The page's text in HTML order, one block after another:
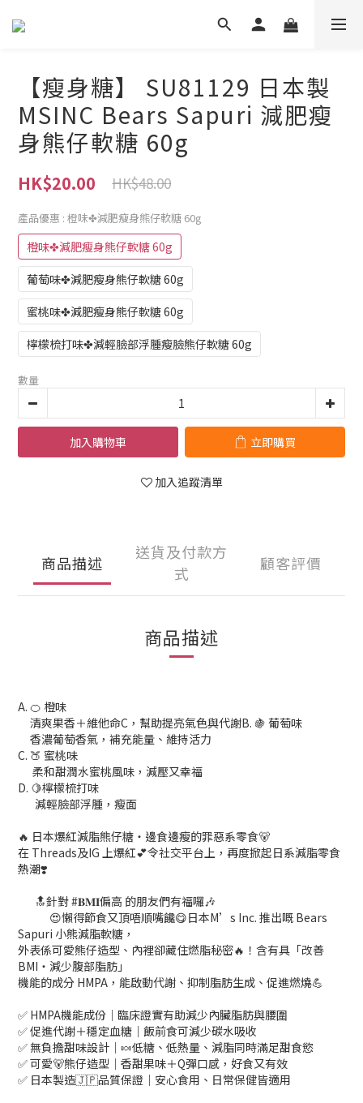
【瘦身糖】 SU81129 日本製
MSINC Bears Sapuri 減肥瘦
身熊仔軟糖 60g
HK$20.00 HK$48.00
產品優惠 : 橙味✤減肥瘦身熊仔軟糖 60g
橙味✤減肥瘦身熊仔軟糖 60g
葡萄味✤減肥瘦身熊仔軟糖 60g
蜜桃味✤減肥瘦身熊仔軟糖 60g
檸檬梳打味✤減輕臉部浮腫瘦臉熊仔軟糖 60g
數量
加入購物車 立即購買
加入追蹤清單
商品描述
送貨及付款方
式
顧客評價
商品描述
A. 🍊 橙味
清爽果香＋維他命C，幫助提亮氣色與代謝B. 🍇 葡萄味
香濃葡萄香氣，補充能量、維持活力
C. 🍑 蜜桃味
柔和甜潤水蜜桃風味，減壓又幸福
D. 🍋檸檬梳打味
減輕臉部浮腫，瘦面
🔥 日本爆紅減脂熊仔糖・邊食邊瘦的罪惡系零食🐻
在 Threads及IG 上爆紅💕令社交平台上，再度掀起日系減脂零食
熱潮❣️
🔝針對 #𝐁𝐌𝐈偏高 的朋友們有福囉🎶
😍懶得節食又頂唔順嘴饞😋日本M’s Inc. 推出嘅 Bears
Sapuri 小熊減脂軟糖，
外表係可愛熊仔造型、內裡卻藏住燃脂秘密🔥！含有具「改善
BMI・減少腹部脂肪」
機能的成分 HMPA，能啟動代謝、抑制脂肪生成、促進燃燒💪
✅ HMPA機能成份｜臨床證實有助減少內臟脂肪與腰圍
✅ 促進代謝＋穩定血糖｜飯前食可減少碳水吸收
✅ 無負擔甜味設計｜🍬低糖、低熱量、減脂同時滿足甜食慾
✅ 可愛🐻熊仔造型｜香甜果味＋Q彈口感，好食又有效
✅ 日本製造🇯🇵品質保證｜安心食用、日常保健皆適用